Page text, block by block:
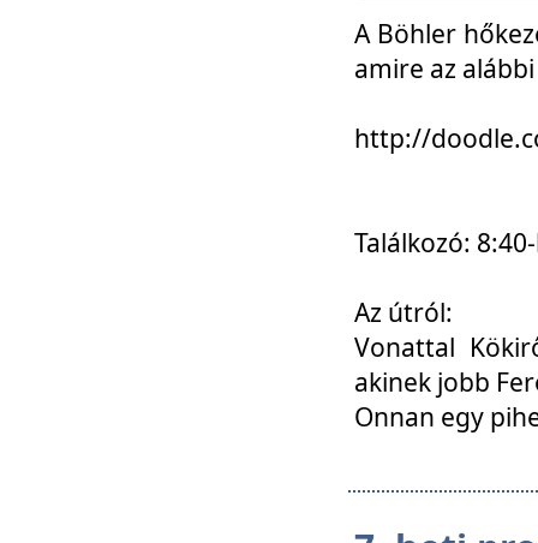
A Böhler
amire az
http://
Találkozó:
Az útról:
Vonattal
akinek jobb
Onnan egy